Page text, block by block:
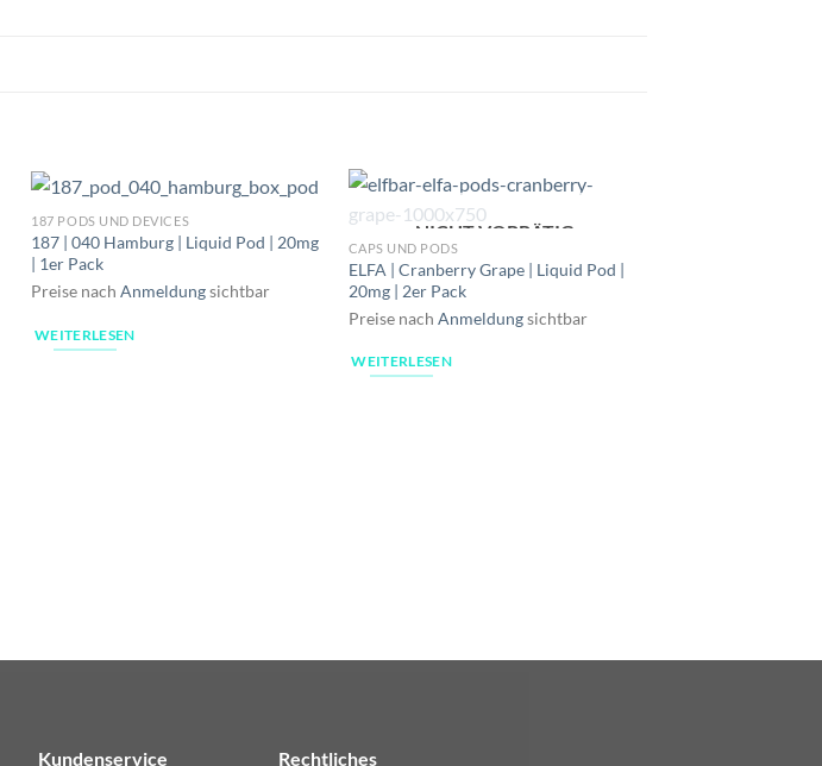
187 PODS UND DEVICES
187 | 040 Hamburg | Liquid Pod | 20mg
| 1er Pack
Preise nachAnmeldungsichtbar
WEITERLESEN
NICHT VORRÄTIG
CAPS UND PODS
ELFA | Cranberry Grape | Liquid Pod |
20mg | 2er Pack
Preise nach Anmeldungsichtbar
WEITERLESEN
Kundenservice Rechtliches